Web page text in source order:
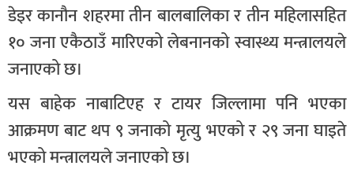
डेइर कानौन शहरमा तीन बालबालिका र तीन महिलासहित
१० जना एकैठाउँ मारिएको लेबनानको स्वास्थ्य मन्त्रालयले
जनाएको छ।
यस बाहेक नाबाटिएह र टायर जिल्लामा पनि भएका
आक्रमण बाट थप ९ जनाको मृत्यु भएको र २९ जना घाइते
भएको मन्त्रालयले जनाएको छ।